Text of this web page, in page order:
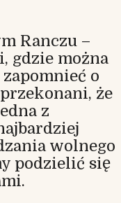
Ranczu –
gdzie można
o
że
z
wolnego
podzielić się